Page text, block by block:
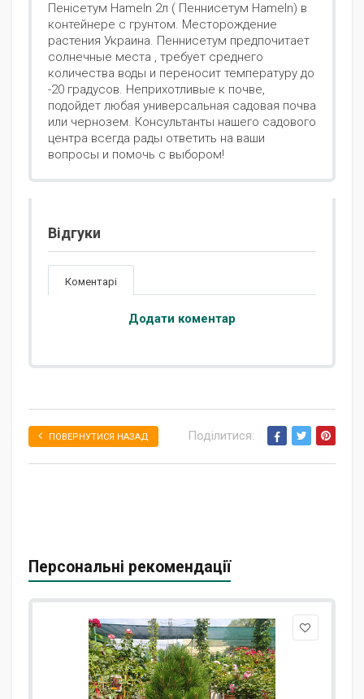
Пенісетум Hameln 2л ( Пеннисетум Hameln) в
контейнере с грунтом. Месторождение
растения Украина. Пеннисетум предпочитает
солнечные места , требует среднего
количества воды и переносит температуру до
-20 градусов. Неприхотливые к почве,
подойдет любая универсальная садовая почва
или чернозем. Консультанты нашего садового
центра всегда рады ответить на ваши
вопросы и помочь с выбором!
Відгуки
Коментарі
Додати коментар
ПОВЕРНУТИСЯ НАЗАД Поділитися:
Персональні рекомендації